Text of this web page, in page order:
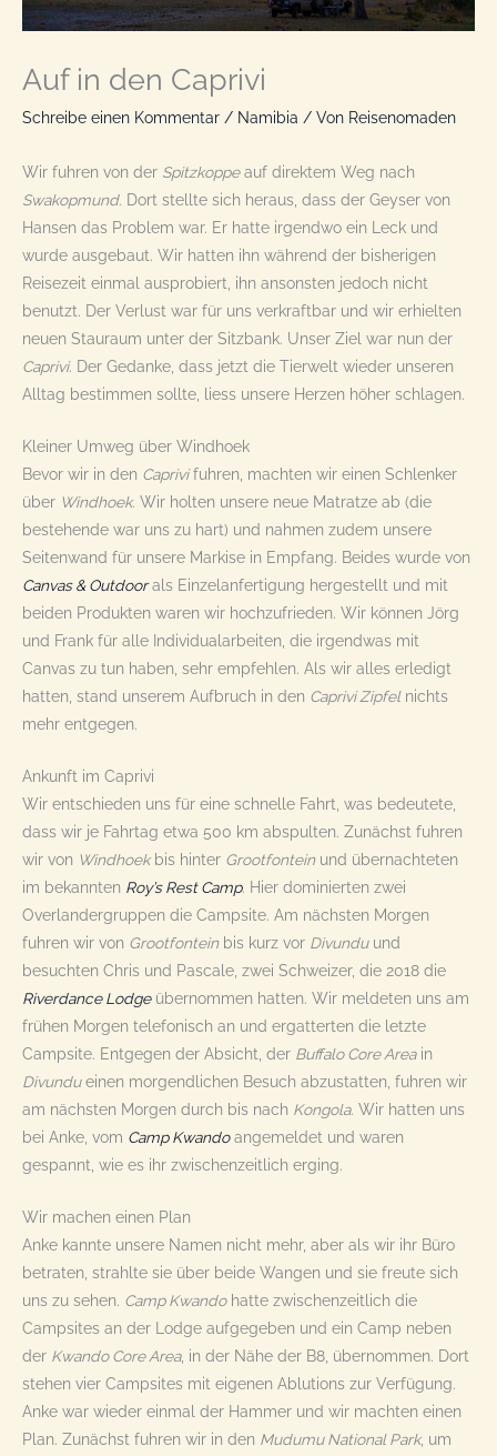
Auf in den Caprivi
Schreibe einen Kommentar / Namibia / Von Reisenomaden
Wir fuhren von der Spitzkoppeauf direktem Weg nach
Swakopmund. Dort stellte sich heraus, dass der Geyser von
Hansen das Problem war. Er hatte irgendwo ein Leck und
wurde ausgebaut. Wir hatten ihn während der bisherigen
Reisezeit einmal ausprobiert, ihn ansonsten jedoch nicht
benutzt. Der Verlust war für uns verkraftbar und wir erhielten
neuen Stauraum unter der Sitzbank. Unser Ziel war nun der
Caprivi. Der Gedanke, dass jetzt die Tierwelt wieder unseren
Alltag bestimmen sollte, liess unsere Herzen höher schlagen.
Kleiner Umweg über Windhoek
Bevor wir in den Caprivifuhren, machten wir einen Schlenker
über Windhoek. Wir holten unsere neue Matratze ab (die
bestehende war uns zu hart) und nahmen zudem unsere
Seitenwand für unsere Markise in Empfang. Beides wurde von
Canvas & Outdoorals Einzelanfertigung hergestellt und mit
beiden Produkten waren wir hochzufrieden. Wir können Jörg
und Frank für alle Individualarbeiten, die irgendwas mit
Canvas zu tun haben, sehr empfehlen. Als wir alles erledigt
hatten, stand unserem Aufbruch in den Caprivi Zipfelnichts
mehr entgegen.
Ankunft im Caprivi
Wir entschieden uns für eine schnelle Fahrt, was bedeutete,
dass wir je Fahrtag etwa 500 km abspulten. Zunächst fuhren
wir von Windhoekbis hinter Grootfonteinund übernachteten
im bekannten Roy’s Rest Camp. Hier dominierten zwei
Overlandergruppen die Campsite. Am nächsten Morgen
fuhren wir von Grootfonteinbis kurz vor Divunduund
besuchten Chris und Pascale, zwei Schweizer, die 2018 die
Riverdance Lodgeübernommen hatten. Wir meldeten uns am
frühen Morgen telefonisch an und ergatterten die letzte
Campsite. Entgegen der Absicht, der Buffalo Core Areain
Divundueinen morgendlichen Besuch abzustatten, fuhren wir
am nächsten Morgen durch bis nach Kongola. Wir hatten uns
bei Anke, vom Camp Kwandoangemeldet und waren
gespannt, wie es ihr zwischenzeitlich erging.
Wir machen einen Plan
Anke kannte unsere Namen nicht mehr, aber als wir ihr Büro
betraten, strahlte sie über beide Wangen und sie freute sich
uns zu sehen. Camp Kwandohatte zwischenzeitlich die
Campsites an der Lodge aufgegeben und ein Camp neben
der Kwando Core Area, in der Nähe der B8, übernommen. Dort
stehen vier Campsites mit eigenen Ablutions zur Verfügung.
Anke war wieder einmal der Hammer und wir machten einen
Plan. Zunächst fuhren wir in den Mudumu National Park, um